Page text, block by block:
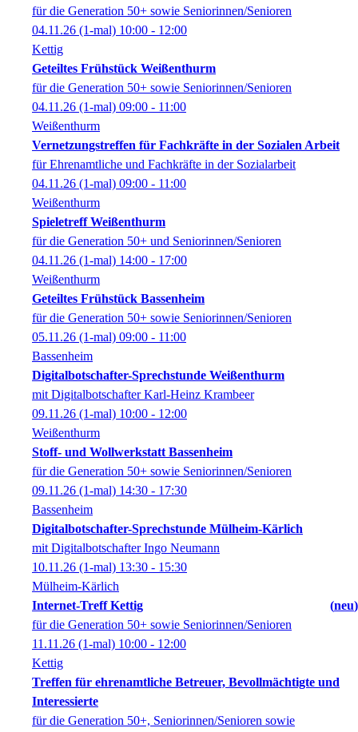
für die Generation 50+ sowie Seniorinnen/Senioren
04.11.26 (1-mal) 10:00 - 12:00
Kettig
Geteiltes Frühstück Weißenthurm
für die Generation 50+ sowie Seniorinnen/Senioren
04.11.26 (1-mal) 09:00 - 11:00
Weißenthurm
Vernetzungstreffen für Fachkräfte in der Sozialen Arbeit
für Ehrenamtliche und Fachkräfte in der Sozialarbeit
04.11.26 (1-mal) 09:00 - 11:00
Weißenthurm
Spieletreff Weißenthurm
für die Generation 50+ und Seniorinnen/Senioren
04.11.26 (1-mal) 14:00 - 17:00
Weißenthurm
Geteiltes Frühstück Bassenheim
für die Generation 50+ sowie Seniorinnen/Senioren
05.11.26 (1-mal) 09:00 - 11:00
Bassenheim
Digitalbotschafter-Sprechstunde Weißenthurm
mit Digitalbotschafter Karl-Heinz Krambeer
09.11.26 (1-mal) 10:00 - 12:00
Weißenthurm
Stoff- und Wollwerkstatt Bassenheim
für die Generation 50+ sowie Seniorinnen/Senioren
09.11.26 (1-mal) 14:30 - 17:30
Bassenheim
Digitalbotschafter-Sprechstunde Mülheim-Kärlich
mit Digitalbotschafter Ingo Neumann
10.11.26 (1-mal) 13:30 - 15:30
Mülheim-Kärlich
Internet-Treff Kettig
neu
für die Generation 50+ sowie Seniorinnen/Senioren
11.11.26 (1-mal) 10:00 - 12:00
Kettig
Treffen für ehrenamtliche Betreuer, Bevollmächtigte und
Interessierte
für die Generation 50+, Seniorinnen/Senioren sowie